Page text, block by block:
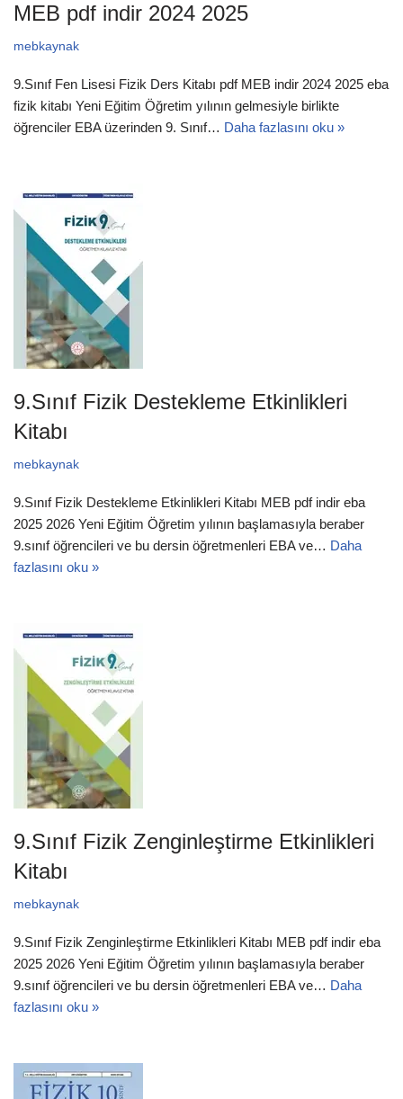
MEB pdf indir 2024 2025
mebkaynak
9.Sınıf Fen Lisesi Fizik Ders Kitabı pdf MEB indir 2024 2025 eba
fizik kitabı Yeni Eğitim Öğretim yılının gelmesiyle birlikte
öğrenciler EBA üzerinden 9. Sınıf… Daha fazlasını oku »
9.Sınıf Fizik Destekleme Etkinlikleri
Kitabı
mebkaynak
9.Sınıf Fizik Destekleme Etkinlikleri Kitabı MEB pdf indir eba
2025 2026 Yeni Eğitim Öğretim yılının başlamasıyla beraber
9.sınıf öğrencileri ve bu dersin öğretmenleri EBA ve… Daha
fazlasını oku »
9.Sınıf Fizik Zenginleştirme Etkinlikleri
Kitabı
mebkaynak
9.Sınıf Fizik Zenginleştirme Etkinlikleri Kitabı MEB pdf indir eba
2025 2026 Yeni Eğitim Öğretim yılının başlamasıyla beraber
9.sınıf öğrencileri ve bu dersin öğretmenleri EBA ve… Daha
fazlasını oku »